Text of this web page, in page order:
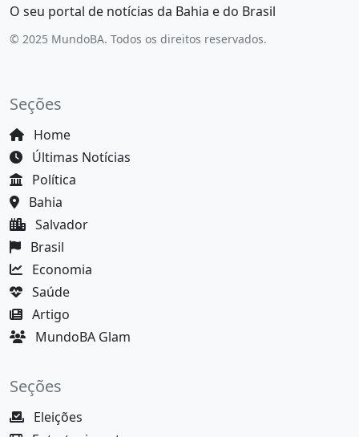
O seu portal de notícias da Bahia e do Brasil
© 2025 MundoBA. Todos os direitos reservados.
Seções
Home
Últimas Notícias
Política
Bahia
Salvador
Brasil
Economia
Saúde
Artigo
MundoBA Glam
Seções
Eleições